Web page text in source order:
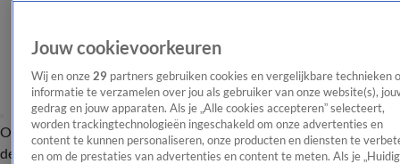
OverzichtAfleveringen Entertainment TV Algemeen
Tip
de redactieNieuwsbrief
Jouw cookievoorkeuren
Wij en onze 29 partners gebruiken cookies en vergelijkbare technieken
informatie te verzamelen over jou als gebruiker van onze website(s),
gedrag en jouw apparaten. Als je „Alle cookies accepteren” selecteert,
worden trackingtechnologieën ingeschakeld om onze advertenties en
content te kunnen personaliseren, onze producten en diensten te
en om de prestaties van advertenties en content te meten. Als je